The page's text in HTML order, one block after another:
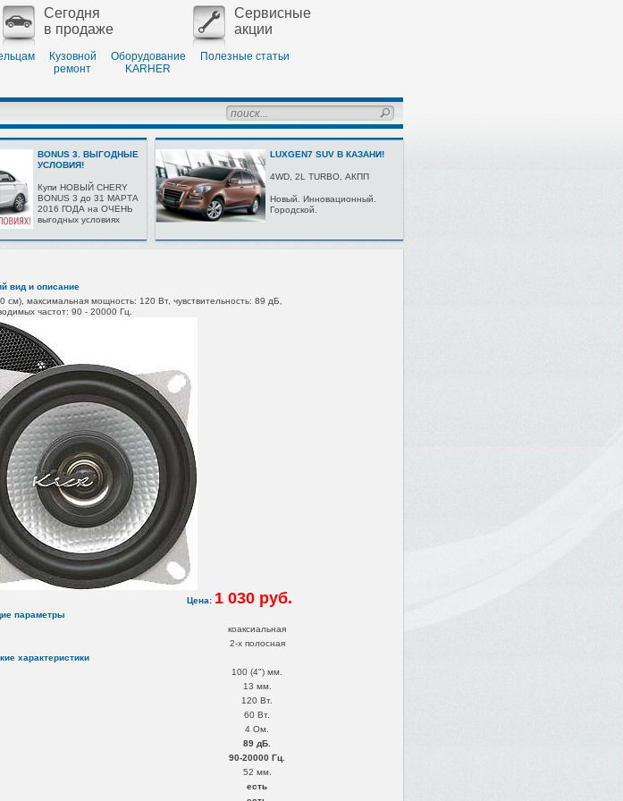
Сегодня
в продаже
Сервисные
акции
Кузовной
ремонт
Оборудование
KARHER
Полезные статьи
BONUS 3. ВЫГОДНЫЕ
УСЛОВИЯ!
Купи НОВЫЙ CHERY
BONUS 3 до 31 МАРТА
2016 ГОДА на ОЧЕНЬ
выгодных условиях
LUXGEN7 SUV В КАЗАНИ!
4WD, 2L TURBО, AКПП
Нoвый. Иннoвaциoнный.
Гoрoдскoй.
вид и описание
см), максимальная мощность: 120 Вт, чувствительность: 89 дБ,
частот: 90 - 20000 Гц.
Цена: 1 030 руб.
параметры
коаксиальная
2-х полосная
характеристики
100 (4") мм.
13 мм.
120 Вт.
60 Вт.
4 Ом.
89 дБ.
90-20000 Гц.
52 мм.
есть